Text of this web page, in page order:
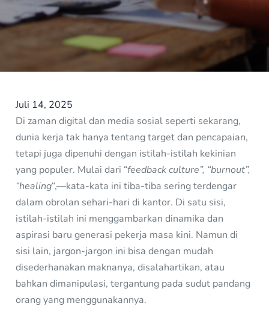
Juli 14, 2025
Di zaman digital dan media sosial seperti sekarang,
dunia kerja tak hanya tentang target dan pencapaian,
tetapi juga dipenuhi dengan istilah-istilah kekinian
yang populer. Mulai dari “feedback culture”, “burnout”,
“healing“,—kata-kata ini tiba-tiba sering terdengar
dalam obrolan sehari-hari di kantor. Di satu sisi,
istilah-istilah ini menggambarkan dinamika dan
aspirasi baru generasi pekerja masa kini. Namun di
sisi lain, jargon-jargon ini bisa dengan mudah
disederhanakan maknanya, disalahartikan, atau
bahkan dimanipulasi, tergantung pada sudut pandang
orang yang menggunakannya.